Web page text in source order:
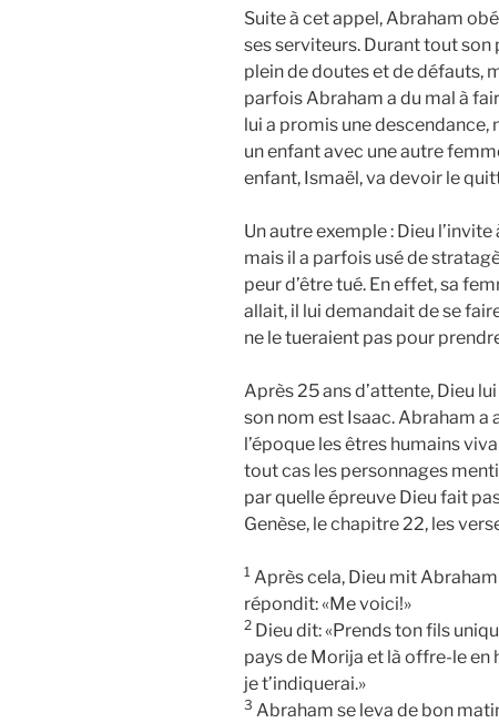
Suite à cet appel, Abraham
ses serviteurs. Durant tout
plein de doutes et de défauts,
parfois Abraham a du mal à
lui a promis une
un enfant avec une autre
enfant, Ismaël, va devoir le
Un autre exemple : Dieu
mais il a parfois usé de
peur d’être tué. En effet, sa
allait, il lui demandait de se
ne le tueraient pas pour
Après 25 ans d’attente, Dieu
son nom est Isaac. Abraham a
l’époque les êtres humains
tout cas les personnages
par quelle épreuve Dieu fait
Genèse, le chapitre 22, les
1 Après cela, Dieu mit Abraham
répondit: «Me voici!»
2 Dieu dit: «Prends ton fils
pays de Morija et là offre-le en
je t’indiquerai.»
3 Abraham se leva de bon